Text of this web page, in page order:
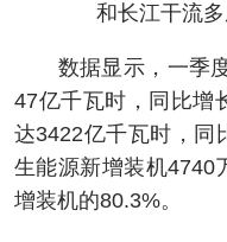
和长江干流
数据显示，一季度
47亿千瓦时，同比增
达3422亿千瓦时，同
生能源新增装机4740
增装机的80.3%。